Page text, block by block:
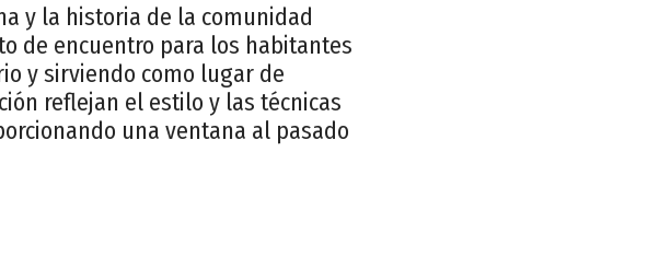
y la historia de la comunidad
de encuentro para los habitantes
y sirviendo como lugar de
reflejan el estilo y las técnicas
una ventana al pasado